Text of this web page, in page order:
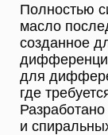
Полностью
масло
созданное
для
где
и